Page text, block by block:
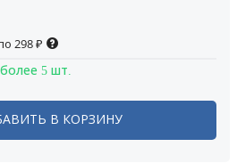
298₽
5 шт.
В КОРЗИНУ